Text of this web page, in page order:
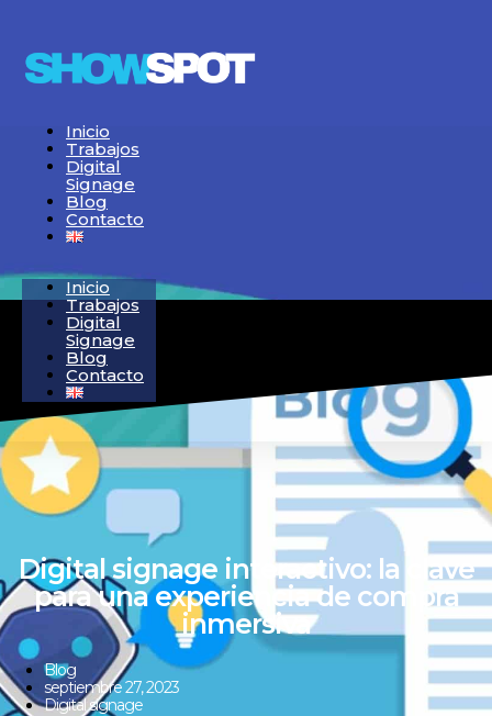
Inicio
Trabajos
Digital
Signage
Blog
Contacto
Inicio
Trabajos
Digital
Signage
Blog
Contacto
Digital signage interactivo: la clave
para una experiencia de compra
inmersiva
Blog
septiembre 27, 2023
Digital signage